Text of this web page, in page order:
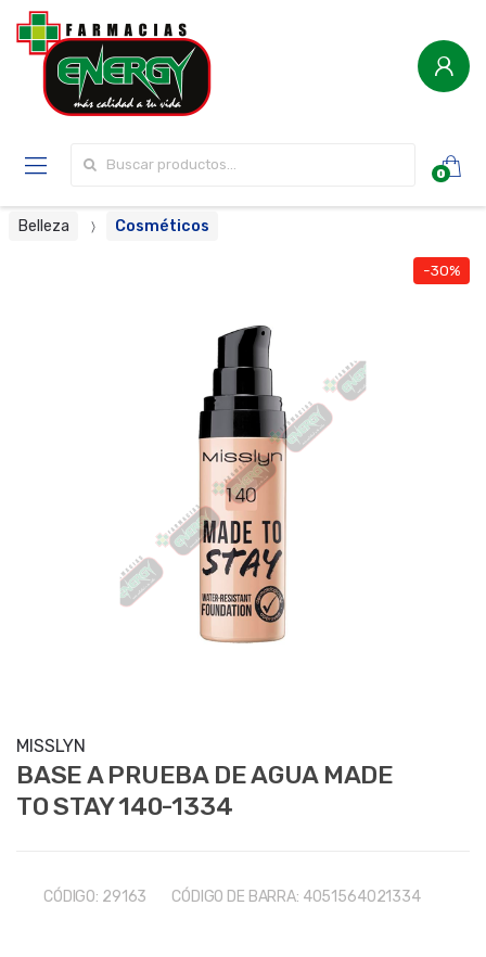
0
Belleza Cosméticos
-30%
MISSLYN
BASE A PRUEBA DE AGUA MADE
TO STAY 140-1334
CÓDIGO: 29163 CÓDIGO DE BARRA: 4051564021334